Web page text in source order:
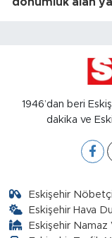
1946’dan beri
dakika ve
Eskişehir
Eskişehir Hava
Eskişehir Namaz